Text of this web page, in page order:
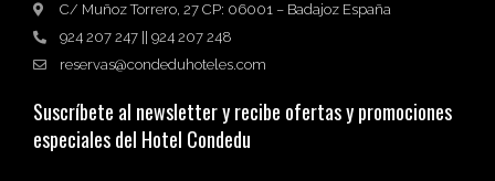
C/ Muñoz Torrero, 27 CP: 06001 – Badajoz España
924 207 247 || 924 207 248
reservas@condeduhoteles.com
Suscríbete al newsletter y recibe ofertas y promociones
especiales del Hotel Condedu